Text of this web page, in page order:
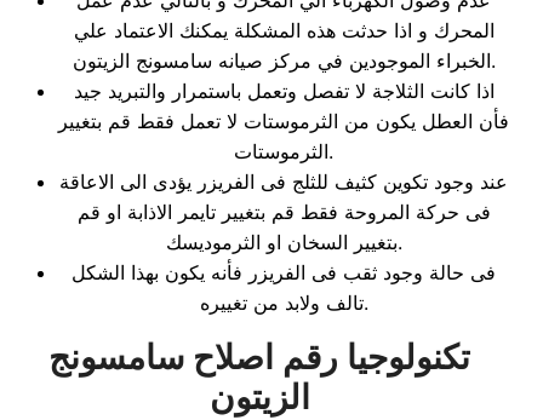
المحرك و اذا حدثت هذه المشكلة يمكنك الاعتماد علي
الخبراء الموجودين في مركز صيانه سامسونج الزيتون.
اذا كانت الثلاجة لا تفصل وتعمل باستمرار والتبريد جيد
فأن العطل يكون من الثرموستات لا تعمل فقط قم بتغيير
الثرموستات.
عند وجود تكوين كثيف للثلج فى الفريزر يؤدى الى الاعاقة
فى حركة المروحة فقط قم بتغيير تايمر الاذابة او قم
بتغيير السخان او الثرموديسك.
فى حالة وجود ثقب فى الفريزر فأنه يكون بهذا الشكل
تالف ولابد من تغييره.
تكنولوجيا رقم اصلاح سامسونج
الزيتون